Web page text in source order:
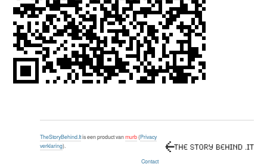
TheStoryBehind.Itis een product vanmurb(Privacy
verklaring).
Contact